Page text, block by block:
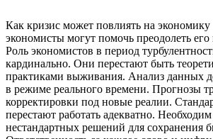
Как кризис может повлиять на
экономисты могут помочь преодолеть его
Роль экономистов в период
кардинально. Они перестают быть
практиками выживания. Анализ данных
в режиме реального времени. Прогнозы
корректировки под новые реалии.
перестают работать адекватно.
нестандартных решений для сохранения